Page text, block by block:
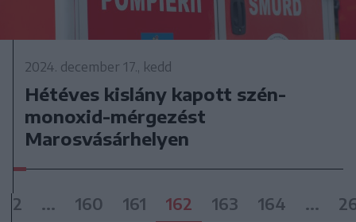
2024. december 17., kedd
Hétéves kislány kapott szén-
monoxid-mérgezést
Marosvásárhelyen
2 ... 160 161 162 163 164 ...